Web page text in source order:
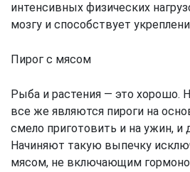
интенсивных физических
мозгу и способствует
Пирог с мясом
Рыба и растения — это хорошо.
все же являются пироги на
смело приготовить и на ужин, и
Начиняют такую выпечку
мясом, не включающим